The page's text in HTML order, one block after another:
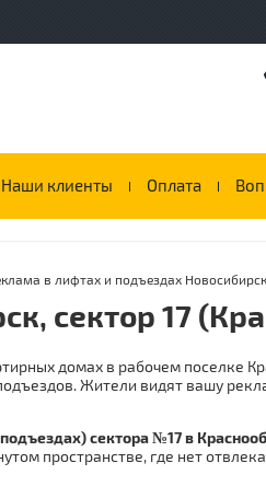
Наши клиенты Оплата
в лифтах и подъездах Новосибирск
сектор 17
домах в рабочем поселке
Жители видят вашу
сектора №17 в
пространстве, где нет